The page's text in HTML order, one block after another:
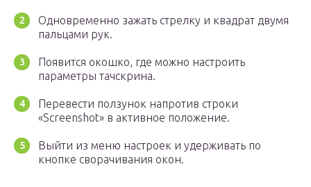
Одновременно зажать стрелку и квадрат двумя
пальцами рук.
Появится окошко, где можно настроить
параметры тачскрина.
Перевести ползунок напротив строки
«Screenshot» в активное положение.
Выйти из меню настроек и удерживать по
кнопке сворачивания окон.